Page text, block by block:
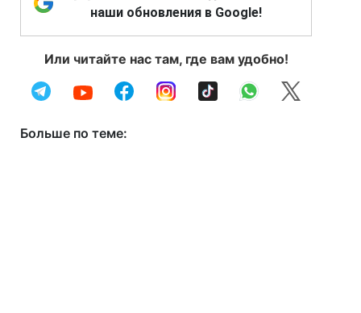
наши обновления в Google!
Или читайте нас там, где вам удобно!
Больше по теме: